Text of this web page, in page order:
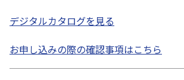
デジタルカタログを見る
お申し込みの際の確認事項はこちら